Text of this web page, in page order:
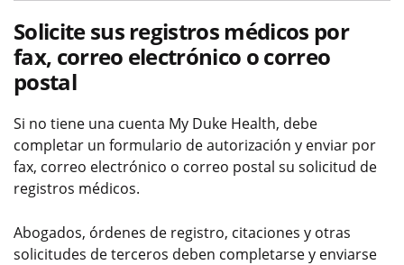
Solicite sus registros médicos por
fax, correo electrónico o correo
postal
Si no tiene una cuenta My Duke Health, debe
completar un formulario de autorización y enviar por
fax, correo electrónico o correo postal su solicitud de
registros médicos.
Abogados, órdenes de registro, citaciones y otras
solicitudes de terceros deben completarse y enviarse